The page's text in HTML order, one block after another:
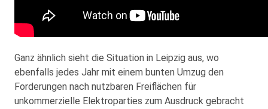
Ganz ähnlich sieht die Situation in Leipzig aus, wo
ebenfalls jedes Jahr mit einem bunten Umzug den
Forderungen nach nutzbaren Freiflächen für
unkommerzielle Elektroparties zum Ausdruck gebracht